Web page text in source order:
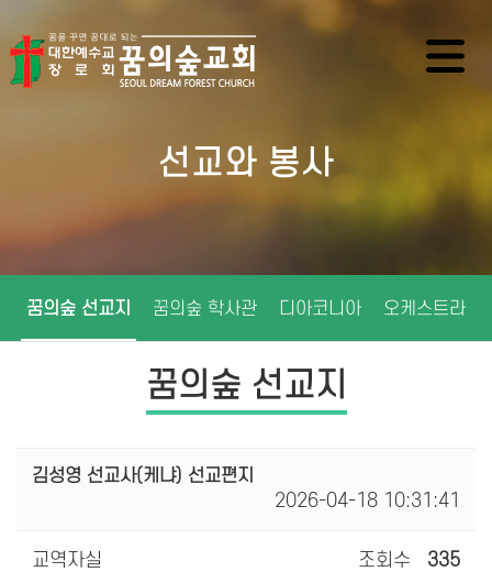
선교와 봉사
꿈의숲 선교지 꿈의숲 학사관 디아코니아 오케스트라
꿈의숲 선교지
김성영 선교사(케냐) 선교편지
2026-04-18 10:31:41
교역자실 조회수 335